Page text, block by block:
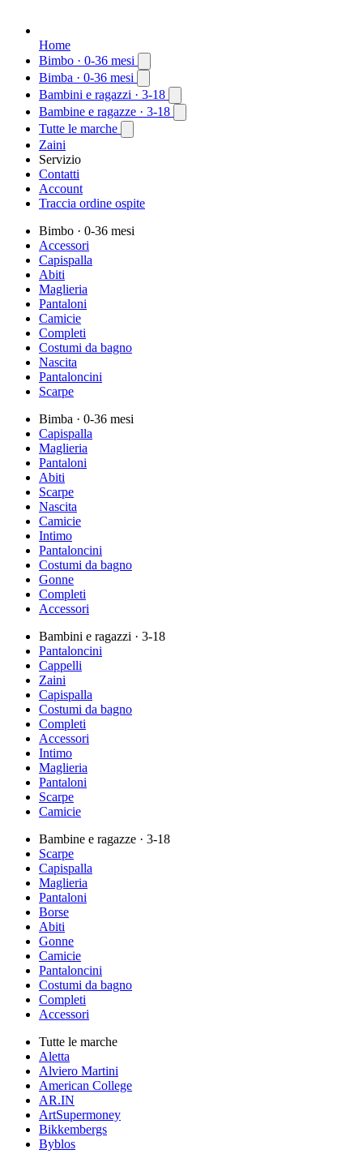
Home
Bimbo · 0-36 mesi
Bimba · 0-36 mesi
Bambini e ragazzi · 3-18
Bambine e ragazze · 3-18
Tutte le marche
Zaini
Servizio
Contatti
Account
Traccia ordine ospite
Bimbo · 0-36 mesi
Accessori
Capispalla
Abiti
Maglieria
Pantaloni
Camicie
Completi
Costumi da bagno
Nascita
Pantaloncini
Scarpe
Bimba · 0-36 mesi
Capispalla
Maglieria
Pantaloni
Abiti
Scarpe
Nascita
Camicie
Intimo
Pantaloncini
Costumi da bagno
Gonne
Completi
Accessori
Bambini e ragazzi · 3-18
Pantaloncini
Cappelli
Zaini
Capispalla
Costumi da bagno
Completi
Accessori
Intimo
Maglieria
Pantaloni
Scarpe
Camicie
Bambine e ragazze · 3-18
Scarpe
Capispalla
Maglieria
Pantaloni
Borse
Abiti
Gonne
Camicie
Pantaloncini
Costumi da bagno
Completi
Accessori
Tutte le marche
Aletta
Alviero Martini
American College
AR.IN
ArtSupermoney
Bikkembergs
Byblos